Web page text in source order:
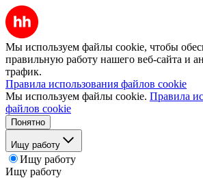
Мы используем файлы cookie, чтобы
правильную работу нашего веб-сайта и
трафик.
Правила использования файлов cookie
Мы используем файлы cookie. Правила
файлов cookie
Понятно
Ищу работу
Ищу работу
Ищу работу